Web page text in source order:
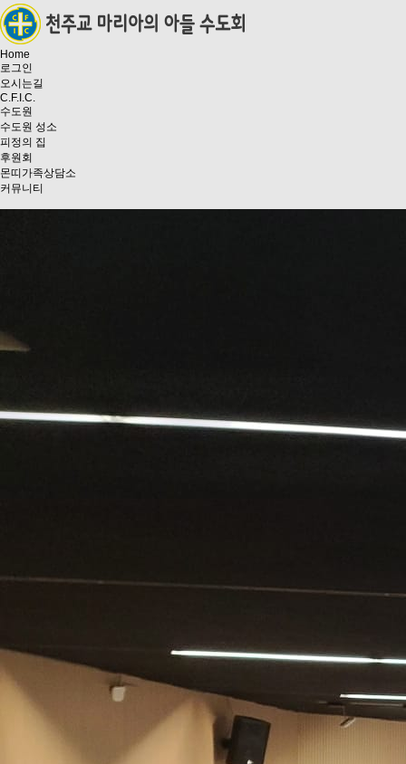
Home
로그인
오시는길
C.F.I.C.
수도원
수도원 성소
피정의 집
후원회
몬띠가족상담소
커뮤니티